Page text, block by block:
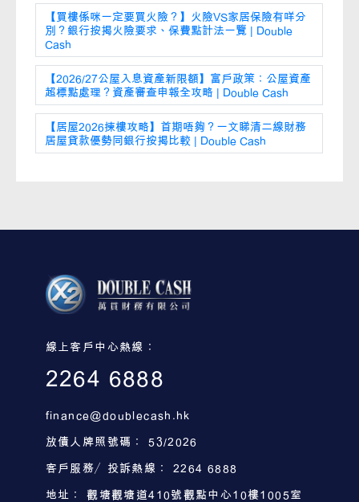
【買樓係咪一定要買火險？】火險VS家居保險有咩分
別？銀行按揭火險要求、保費點計法一覽 | Double
Cash
【2026/27公屋入息資產新限額】富戶政策：公屋資產
超標點處理？資產審查申報全攻略 | Double Cash
【居屋2026揀樓攻略】首期唔夠？一文睇清二線財務
居屋貸款優勢同銀行按揭比較 | Double Cash
線上客戶中心熱線：
2264 6888
finance@doublecash.hk
放債人牌照號碼： 53/2026
客戶服務／投訴熱線： 2264 6888
地址： 觀塘觀塘道410號觀點中心10樓1005室